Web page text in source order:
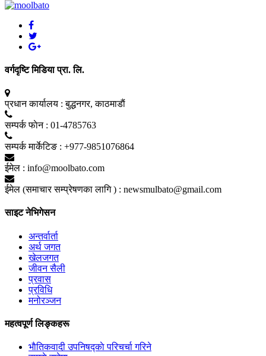
वर्गदृष्टि मिडिया प्रा. लि.
प्रधान कार्यालय : बुद्धनगर, काठमाडाैं
सम्पर्क फाेन : 01-4785763
सम्पर्क मार्केटिङ : +977-9851076864
ईमेल : info@moolbato.com
ईमेल (समाचार सम्प्रेषणका लागि ) : newsmulbato@gmail.com
साइट नेभिगेसन
अन्तर्वार्ता
अर्थ जगत
खेलजगत
जीवन सैली
प्रवास
प्रविधि
मनोरञ्जन
महत्वपूर्ण लिङ्कहरू
भाैतिकवादी उपनिषद्काे परिचर्चा गरिने